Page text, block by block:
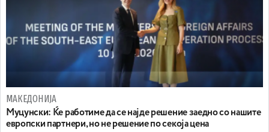
МАКЕДОНИЈА
Муцунски: Ќе работиме да се најде решение заедно со нашите
европски партнери, но не решение по секоја цена